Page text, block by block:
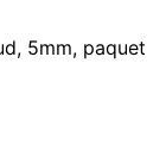
5mm, paquet